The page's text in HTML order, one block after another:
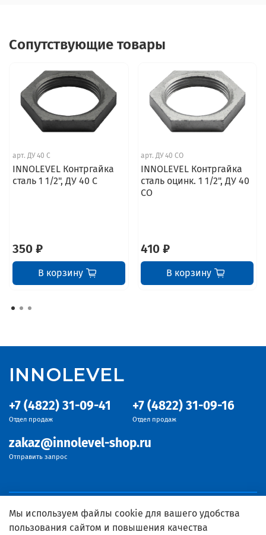
Сопутствующие товары
арт. ДУ 40 С
INNOLEVEL Контргайка
сталь 1 1/2", ДУ 40 С
350 ₽
В корзину
арт.ДУ 40 СО
INNOLEVEL Контргайка
сталь оцинк. 1 1/2", ДУ 40
СО
410 ₽
В корзину
+7 (4822) 31-09-41
Отдел продаж
+7 (4822) 31-09-16
Отдел продаж
zakaz@innolevel-shop.ru
Отправить запрос
INNOLEVEL
Мы используем файлы cookie для вашего удобства
пользования сайтом и повышения качества